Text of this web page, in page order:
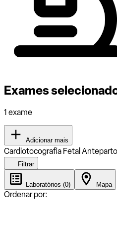
Exames
1 exame
Adicionar mais
Cardiotocografia Fetal Anteparto
Filtrar
Laboratórios (0) Mapa
Ordenar por: